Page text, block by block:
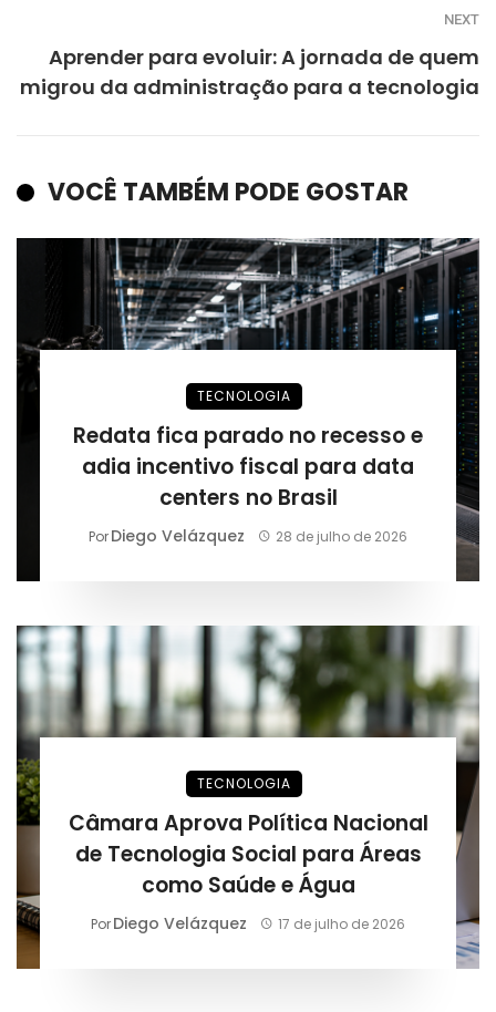
NEXT
Aprender para evoluir: A jornada de quem
migrou da administração para a tecnologia
VOCÊ TAMBÉM PODE GOSTAR
TECNOLOGIA
Redata fica parado no recesso e
adia incentivo fiscal para data
centers no Brasil
PorDiego Velázquez 28 de julho de 2026
TECNOLOGIA
Câmara Aprova Política Nacional
de Tecnologia Social para Áreas
como Saúde e Água
PorDiego Velázquez 17 de julho de 2026